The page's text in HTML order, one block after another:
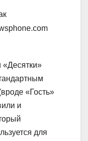
«Десятки»
«Гость»
и
для